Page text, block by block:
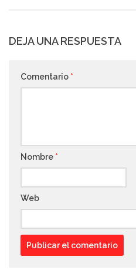
DEJA UNA RESPUESTA
Comentario *
Nombre *
Web